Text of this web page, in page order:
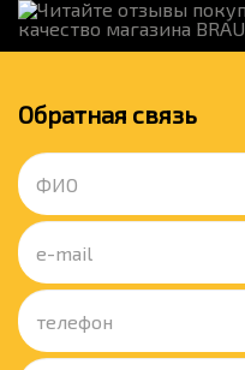
Обратная связь